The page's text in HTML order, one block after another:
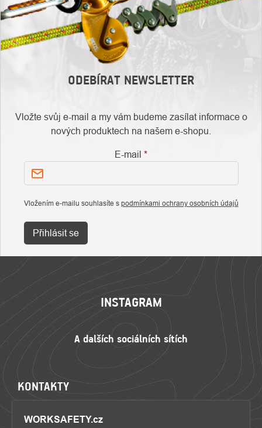
ODEBÍRAT NEWSLETTER
Vložte svůj e-mail a my vám budeme zasílat informace o
nových produktech na našem e-shopu.
E-mail
Vložením e-mailu souhlasíte s podmínkami ochrany osobních údajů
Přihlásit se
INSTAGRAM
KONTAKTY
WORKSAFETY.cz